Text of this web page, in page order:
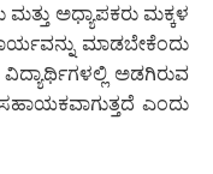
ಅಧ್ಯಾಪಕರು ಮಕ್ಕಳ
ಮಾಡಬೇಕೆಂದು
ಅಡಗಿರುವ
ಎಂದು